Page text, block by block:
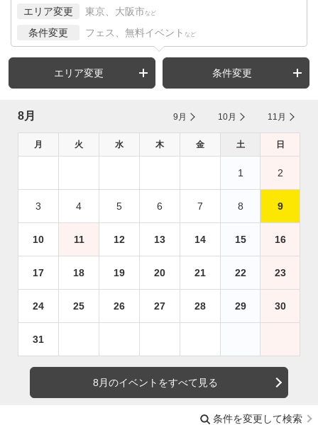
エリア変更 東京、大阪市 など
条件変更 フェス、無料イベント など
エリア変更 条件変更
8月 9月 10月 11月
月 火 水 木 金 土 日
1 2
3 4 5 6 7 8 9
10 11 12 13 14 15 16
17 18 19 20 21 22 23
24 25 26 27 28 29 30
31
8月のイベントをすべて見る
条件を変更して検索